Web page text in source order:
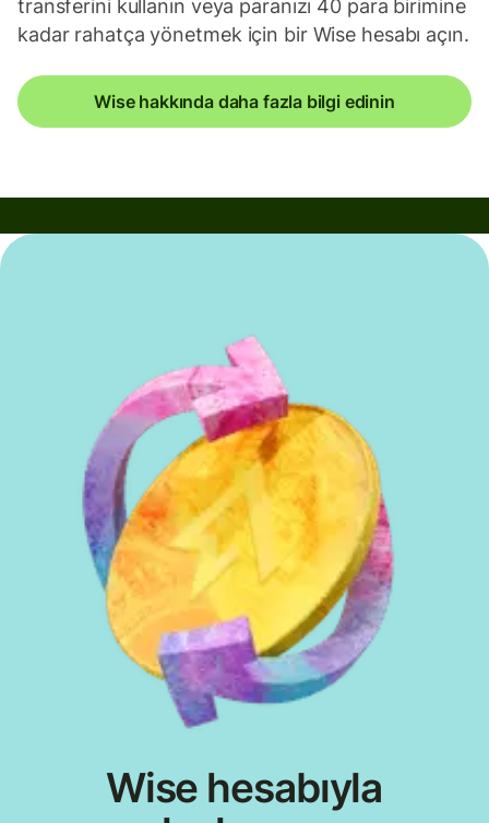
transferini kullanın veya paranızı 40 para birimine
kadar rahatça yönetmek için bir Wise hesabı açın.
Wise hakkında daha fazla bilgi edinin
Wise hesabıyla